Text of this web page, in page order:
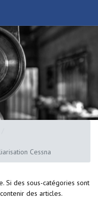
Cessna
Si des sous-catégories sont
des articles.